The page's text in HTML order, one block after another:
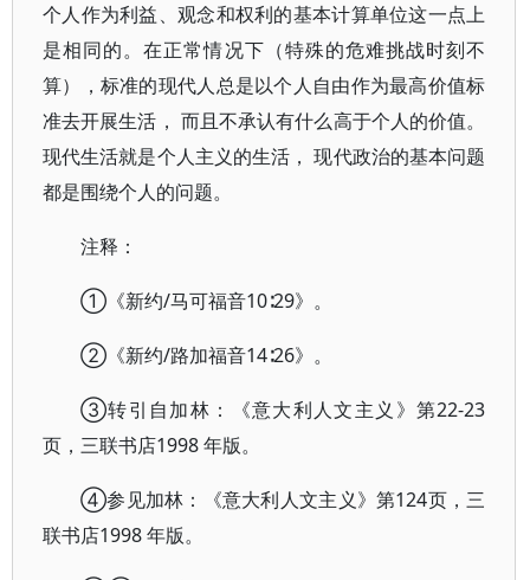
个人作为利益、观念和权利的基本计算单位这一点上
是相同的。在正常情况下（特殊的危难挑战时刻不
算），标准的现代人总是以个人自由作为最高价值标
准去开展生活， 而且不承认有什么高于个人的价值。
现代生活就是个人主义的生活， 现代政治的基本问题
都是围绕个人的问题。
注释：
①《新约/马可福音10∶29》。
②《新约/路加福音14∶26》。
③转引自加林：《意大利人文主义》第22-23
页，三联书店1998 年版。
④参见加林：《意大利人文主义》第124页，三
联书店1998 年版。